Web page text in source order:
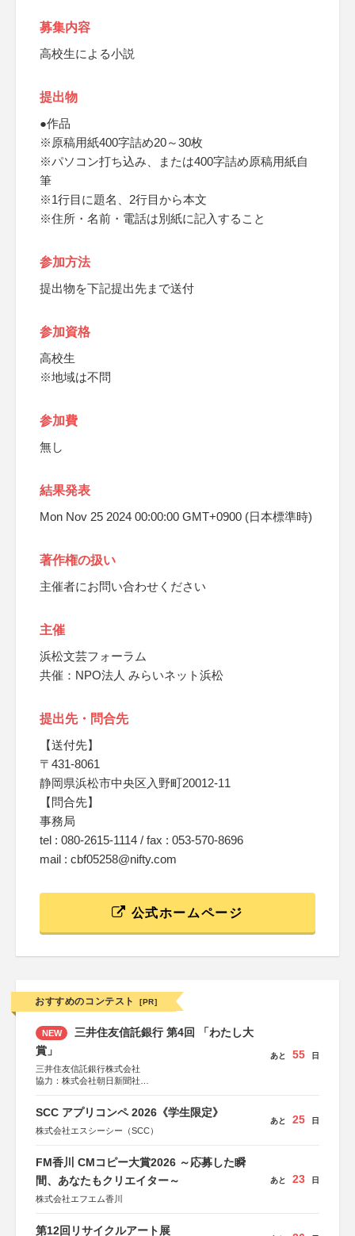
募集内容
高校生による小説
提出物
●作品
※原稿用紙400字詰め20～30枚
※パソコン打ち込み、または400字詰め原稿用紙自
筆
※1行目に題名、2行目から本文
※住所・名前・電話は別紙に記入すること
参加方法
提出物を下記提出先まで送付
参加資格
高校生
※地域は不問
参加費
無し
結果発表
Mon Nov 25 2024 00:00:00 GMT+0900 (日本標準時)
著作権の扱い
主催者にお問い合わせください
主催
浜松文芸フォーラム
共催：NPO法人 みらいネット浜松
提出先・問合先
【送付先】
〒431-8061
静岡県浜松市中央区入野町20012-11
【問合先】
事務局
tel : 080-2615-1114 / fax : 053-570-8696
mail : cbf05258@nifty.com
公式ホームページ
おすすめのコンテスト [PR]
NEW
三井住友信託銀行 第4回 「わたし大
賞」
三井住友信託銀行株式会社
協力：株式会社朝日新聞社
あと 55 日
SCC アプリコンペ 2026《学生限定》
株式会社エスシーシー（SCC）
あと 25 日
FM香川 CMコピー大賞2026 ～応募した瞬
間、あなたもクリエイター～
株式会社エフエム香川
あと 23 日
第12回リサイクルアート展